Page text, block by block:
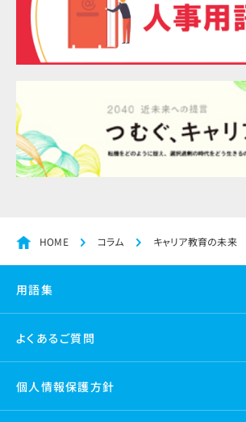
HOME コラム キャリア教育の未来
用語集
よくあるご質問
個人情報保護方針